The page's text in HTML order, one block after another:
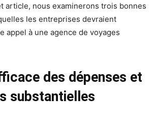
article, nous examinerons trois bonnes
les entreprises devraient
appel à une agence de voyages
des dépenses et
substantielles